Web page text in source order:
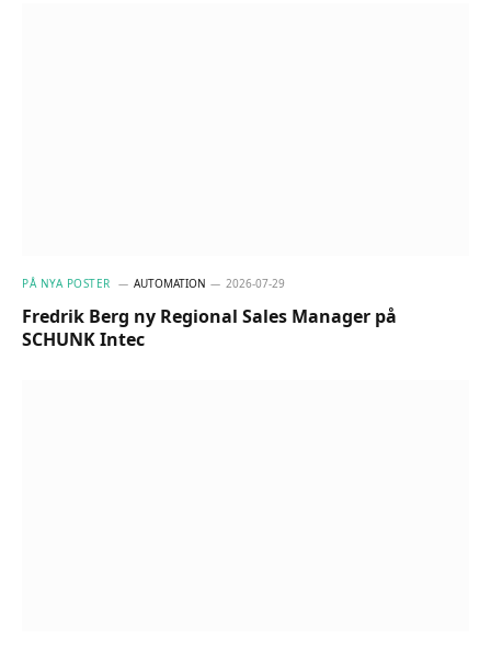
PÅ NYA POSTER AUTOMATION 2026-07-29
Fredrik Berg ny Regional Sales Manager på
SCHUNK Intec